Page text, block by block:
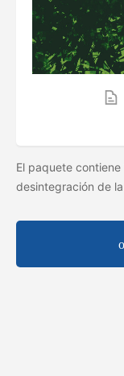
El paquete
desintegración de